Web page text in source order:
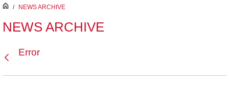
inici
/ NEWS ARCHIVE
NEWS ARCHIVE
Error